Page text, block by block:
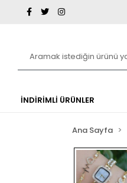
İNDİRİMLİ ÜRÜNLER
Ana Sayfa